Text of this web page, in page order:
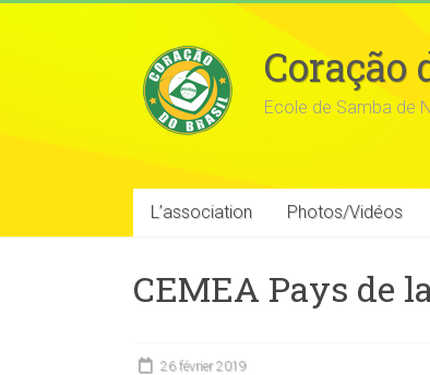
Coração
Ecole de Samba de
L’association Photos/Vidéos
CEMEA Pays de
26 février 2019